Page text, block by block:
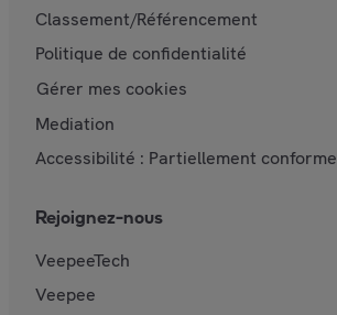
Classement/Référencement
Politique de confidentialité
Gérer mes cookies
Mediation
Accessibilité : Partiellement conforme
Rejoignez-nous
VeepeeTech
Veepee